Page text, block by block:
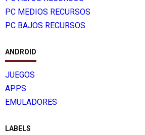
PC MEDIOS RECURSOS
PC BAJOS RECURSOS
ANDROID
JUEGOS
APPS
EMULADORES
LABELS